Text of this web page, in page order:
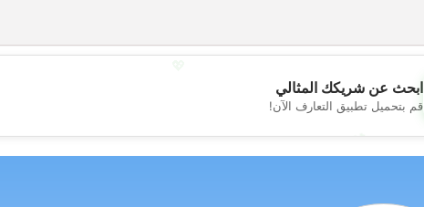
💕
ابحث عن شريكك المثالي
قم بتحميل تطبيق التعارف الآن!